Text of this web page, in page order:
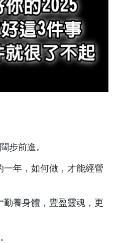
步前進。
一年，如何做，才能經營
勤養身體，豐盈靈魂，更